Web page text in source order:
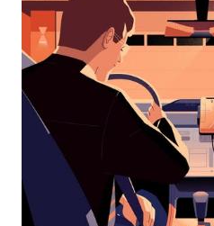
浏
日
并
期。
按